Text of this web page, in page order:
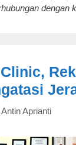
dengan
Antin Aprianti